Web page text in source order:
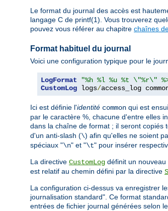
Le format du journal des accès est
langage C de printf(1). Vous trouverez
pouvez vous référer au chapitre chaînes
Format habituel du journal
Voici une configuration typique pour le
LogFormat "%h %l %u %t \"%r\"
CustomLog logs/access_log
Ici est définie l'identité common qui est
par le caractère %, chacune d'entre elles
dans la chaîne de format ; il seront copiés
d'un anti-slash (\) afin qu'elles ne soient
spéciaux "\n" et "\t" pour insérer
La directive CustomLog définit un
est relatif au chemin défini par la directive
La configuration ci-dessus va enregistrer
journalisation standard". Ce format
entrées de fichier journal générées selon